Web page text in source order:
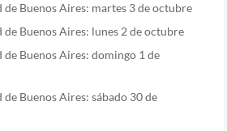
de Buenos Aires: martes 3 de octubre
de Buenos Aires: lunes 2 de octubre
de Buenos Aires: domingo 1 de
Buenos Aires: sábado 30 de